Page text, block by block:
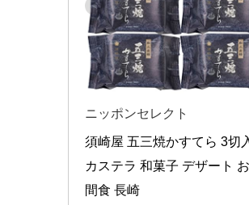
ニッポンセレクト
須崎屋 五三焼かすてら 3切
カステラ 和菓子 デザート
間食 長崎